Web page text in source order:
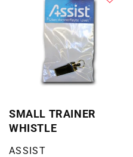
SMALL TRAINER
WHISTLE
Selger:
ASSIST